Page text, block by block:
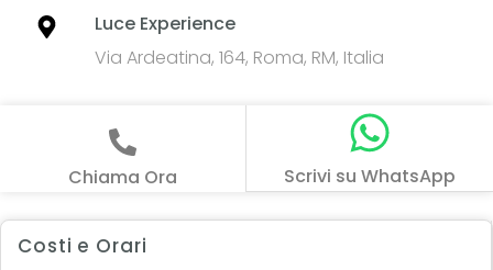
Luce Experience
Via Ardeatina, 164, Roma, RM, Italia
Chiama Ora Scrivi su WhatsApp
Costi e Orari